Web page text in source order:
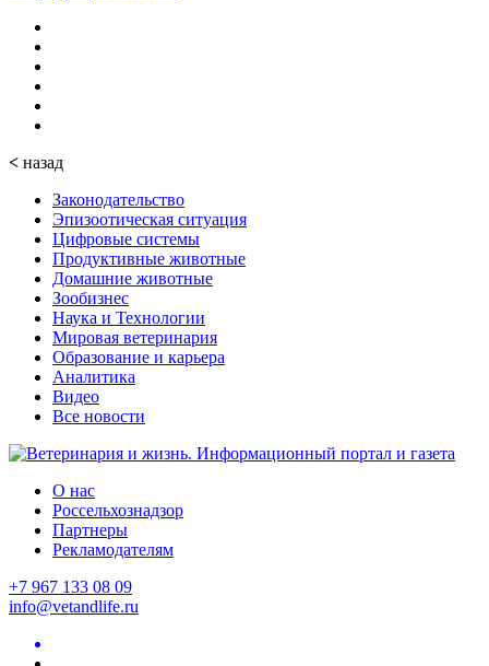
< назад
Законодательство
Эпизоотическая ситуация
Цифровые системы
Продуктивные животные
Домашние животные
Зообизнес
Наука и Технологии
Мировая ветеринария
Образование и карьера
Аналитика
Видео
Все новости
О нас
Россельхознадзор
Партнеры
Рекламодателям
+7 967 133 08 09
info@vetandlife.ru